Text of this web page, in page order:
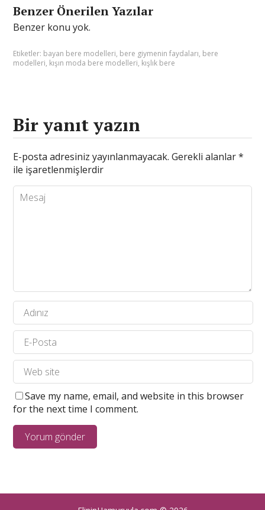
Benzer Önerilen Yazılar
Benzer konu yok.
Etiketler: bayan bere modelleri, bere giymenin faydaları, bere
modelleri, kışın moda bere modelleri, kışlık bere
Bir yanıt yazın
E-posta adresiniz yayınlanmayacak. Gerekli alanlar*
ile işaretlenmişlerdir
Save my name, email, and website in this browser
for the next time I comment.